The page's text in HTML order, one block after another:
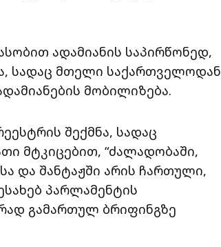
ადამიანის საპირწონედ,
სადაც მთელი საქართველოდან
მობილიზება.
შექმნა, სადაც
მტკიცებით, “ძალადობაში,
და შანტაჟში არის ჩართული,
პარლამენტის
გამართულ ბრიფინგზე